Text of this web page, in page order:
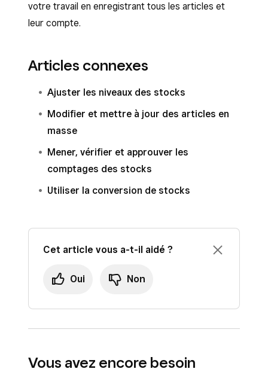
votre travail en enregistrant tous les articles et
leur compte.
Articles connexes
Ajuster les niveaux des stocks
Modifier et mettre à jour des articles en
masse
Mener, vérifier et approuver les
comptages des stocks
Utiliser la conversion de stocks
Cet article vous a-t-il aidé ?
Oui Non
Vous avez encore besoin